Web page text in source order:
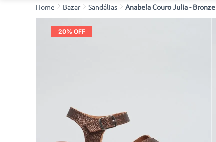
Bazar Sandálias Anabela Couro Julia - Bronze
20% OFF